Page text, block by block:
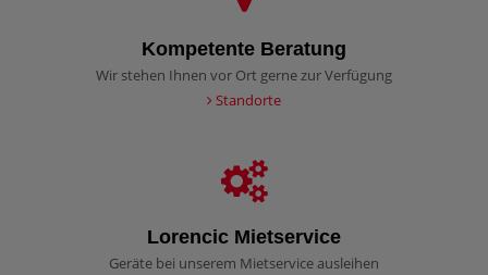
Kompetente Beratung
Wir stehen Ihnen vor Ort gerne zur Verfügung
Standorte
Lorencic Mietservice
Geräte bei unserem Mietservice ausleihen